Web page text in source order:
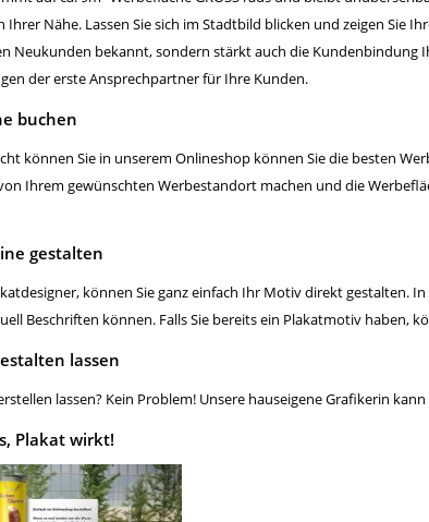
Ihrer Nähe. Lassen Sie sich im Stadtbild blicken und zeigen Sie
Neukunden bekannt, sondern stärkt auch die Kundenbindung
der erste Ansprechpartner für Ihre Kunden.
buchen
können Sie in unserem Onlineshop können Sie die besten
Ihrem gewünschten Werbestandort machen und die
gestalten
können Sie ganz einfach Ihr Motiv direkt gestalten.
Beschriften können. Falls Sie bereits ein Plakatmotiv haben,
lassen
lassen? Kein Problem! Unsere hauseigene Grafikerin
Plakat wirkt!